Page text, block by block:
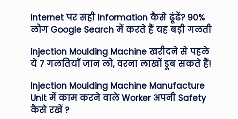
Internet पर सही Information कैसे ढूंढें? 90%
लोग Google Search में करते हैं यह बड़ी गलती
Injection Moulding Machine खरीदने से पहले
ये 7 गलतियाँ जान लो, वरना लाखों डूब सकते हैं!
Injection Moulding Machine Manufacture
Unit में काम करने वाले Worker अपनी Safety
कैसे रखें ?